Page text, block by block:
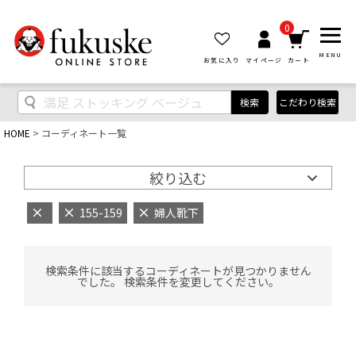
お気に入り マイページ
0
カート
MENU
検索 こだわり検索
HOME コーディネート一覧
絞り込む
155-159 婦人靴下
検索条件に該当するコーディネートが見つかりません
でした。 検索条件を変更してください。